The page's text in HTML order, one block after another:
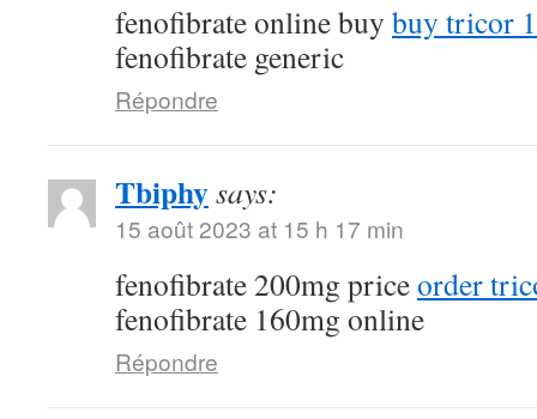
fenofibrate online buy buy tricor
fenofibrate generic
Répondre
Tbiphysays:
15 août 2023 at 15 h 17 min
fenofibrate 200mg priceorder
fenofibrate 160mg online
Répondre